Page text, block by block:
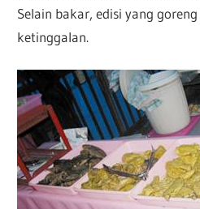
Selain bakar, edisi yang
ketinggalan.